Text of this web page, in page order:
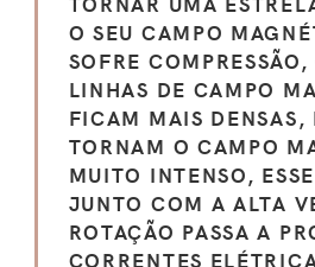
O SEU CAMPO
SOFRE
LINHAS DE CAMPO
FICAM MAIS DENSAS,
TORNAM O CAMPO
MUITO INTENSO,
JUNTO COM A ALTA
ROTAÇÃO PASSA A
CORRENTES